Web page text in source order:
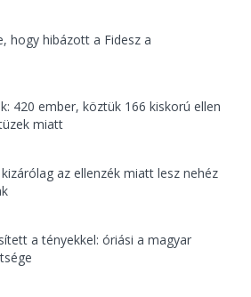
hogy hibázott a Fidesz a
420 ember, köztük 166 kiskorú ellen
miatt
az ellenzék miatt lesz nehéz
a tényekkel: óriási a magyar